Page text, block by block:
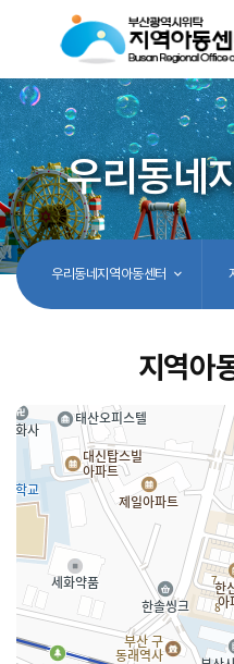
우리동네
우리동네지역아동센터
지역아